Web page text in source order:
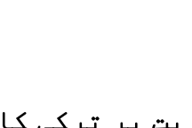
پر ترکی